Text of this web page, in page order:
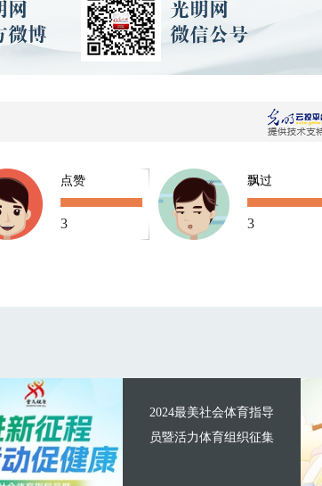
点赞
3
飘过
3
2024最美社会体育指导
员暨活力体育组织征集